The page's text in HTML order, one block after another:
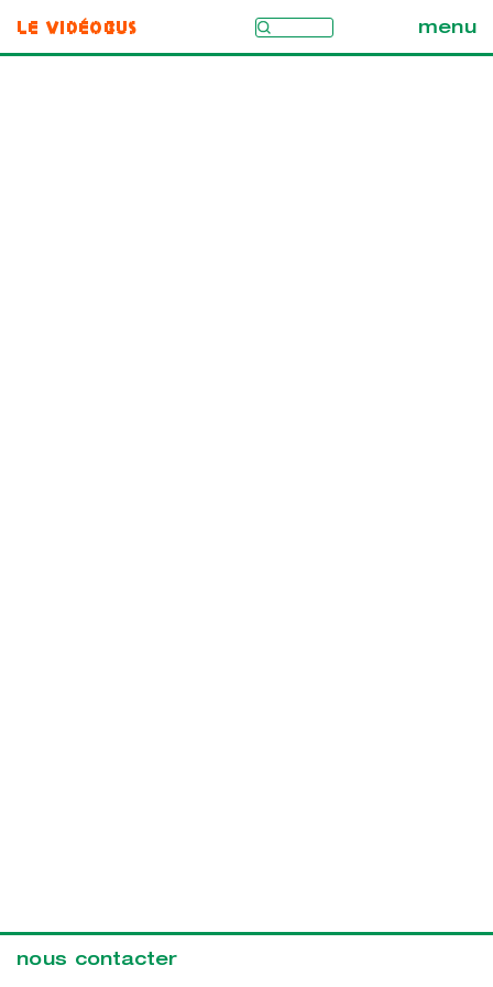
Le Vidéobus menu
nous contacter